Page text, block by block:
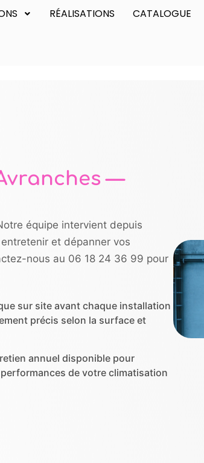
RÉALISATIONS CATALOGUE
—
équipe intervient depuis
et dépanner vos
nous au 06 18 24 36 99 pour
sur site avant chaque installation
précis selon la surface et
annuel disponible pour
de votre climatisation